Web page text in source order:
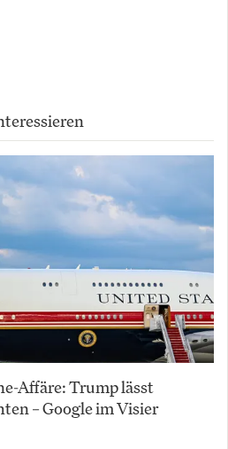
Affäre: Trump lässt
– Google im Visier